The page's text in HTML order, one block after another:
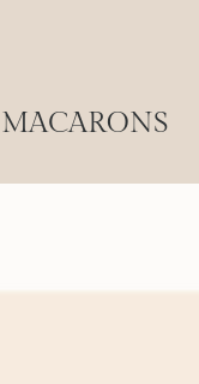
MACARONS